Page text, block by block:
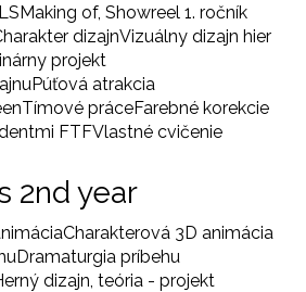
Making of, Showreel 1. ročník
dizajnVizuálny dizajn hier
projekt
Púťová atrakcia
Tímové práceFarebné korekcie
FTFVlastné cvičenie
2nd year
Charakterová 3D animácia
Dramaturgia príbehu
dizajn, teória - projekt